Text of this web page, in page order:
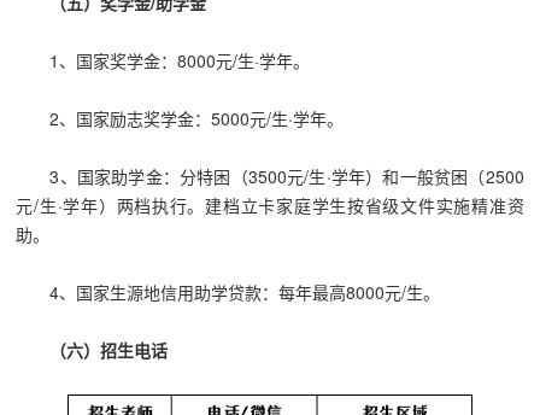
1、国家奖学金：8000元/生·学年。
2、国家励志奖学金：5000元/生·学年。
3、国家助学金：分特困（3500元/生·学年）和一般贫困（2500
元/生·学年）两档执行。建档立卡家庭学生按省级文件实施精准资
助。
4、国家生源地信用助学贷款：每年最高8000元/生。
（六）招生电话